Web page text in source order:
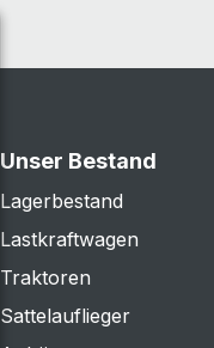
Unser Bestand
Lagerbestand
Lastkraftwagen
Traktoren
Sattelauflieger